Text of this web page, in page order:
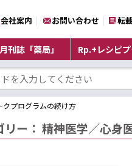
会社案内 お問い合わせ 転
月刊誌「薬局」 Rp.+レシピ
クプログラムの続け方
ー： 精神医学／心身